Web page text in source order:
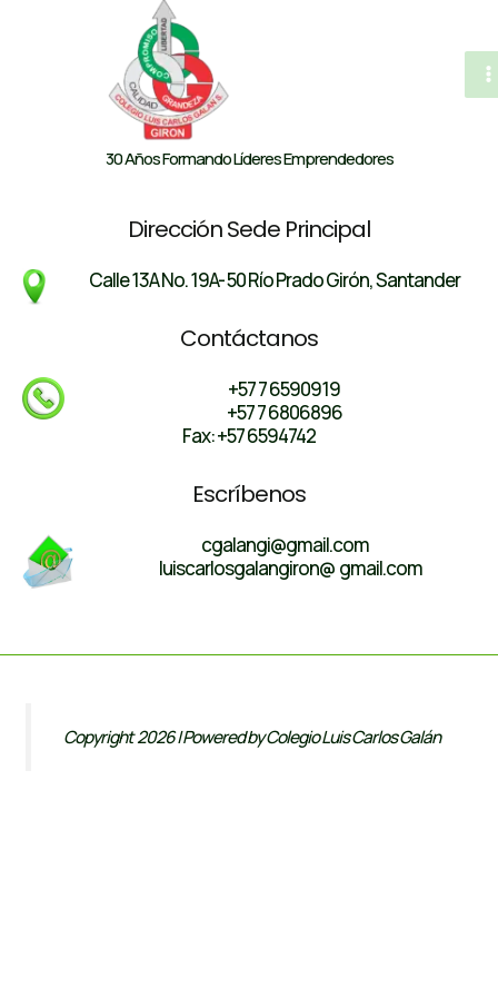
30 Años Formando Líderes Emprendedores
Dirección Sede Principal
Calle 13A No. 19A- 50 Río Prado Girón, Santander
Contáctanos
+57 7 6590919
+57 7 6806896
Fax: +57 6594742
Escríbenos
cgalangi@gmail.com
luiscarlosgalangiron@ gmail.com
Copyright 2026 | Powered by Colegio Luis Carlos Galán